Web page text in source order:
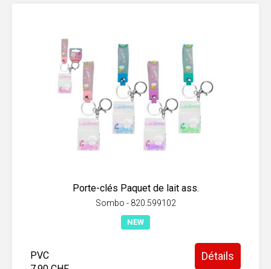
Porte-clés Paquet de lait ass.
Sombo - 820.599102
NEW
PVC
Détails